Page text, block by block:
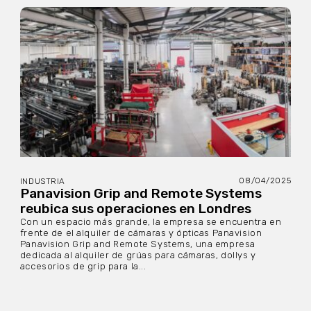
INDUSTRIA 08/04/2025
Panavision Grip and Remote Systems
reubica sus operaciones en Londres
Con un espacio más grande, la empresa se encuentra en
frente de el alquiler de cámaras y ópticas Panavision
Panavision Grip and Remote Systems, una empresa
dedicada al alquiler de grúas para cámaras, dollys y
accesorios de grip para la...